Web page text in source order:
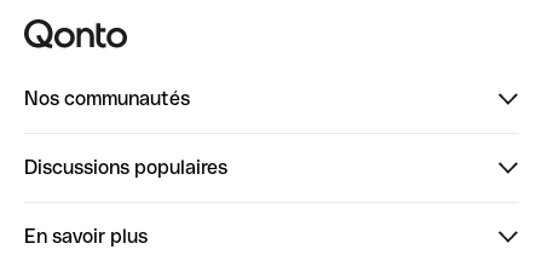
Nos communautés
ClubQonto
Discussions populaires
En savoir plus